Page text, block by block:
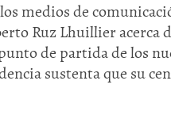
medios de
Ruz Lhuillier acerca
de partida de los
sustenta que su